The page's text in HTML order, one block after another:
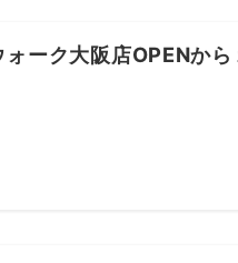
ーク大阪店OPENか